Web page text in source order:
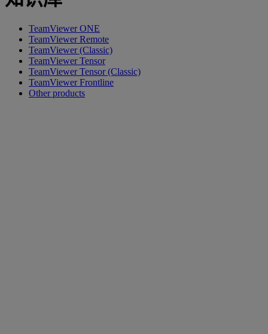
TeamViewer ONE
TeamViewer Remote
TeamViewer (Classic)
TeamViewer Tensor
TeamViewer Tensor (Classic)
TeamViewer Frontline
Other products